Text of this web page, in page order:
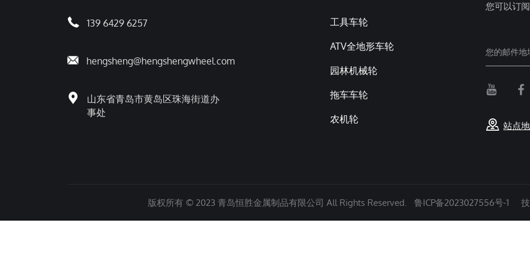
139 6429 6257
hengsheng@hengshengwheel.com
山东省青岛市黄岛区珠海街道办
事处
工具车轮
ATV全地形车轮
园林机械轮
拖车车轮
农机轮
您可以订
站点
版权所有 © 2023 青岛恒胜金属制品有限公司 All Rights Reserved. 鲁ICP备2023027556号-1